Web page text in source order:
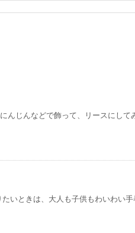
んじんなどで飾って、リースにして
いときは、大人も子供もわいわい